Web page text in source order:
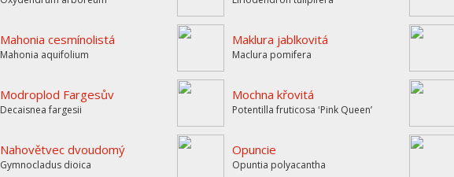
Mahonia cesmínolistá
Mahonia aquifolium
Maklura jablkovitá
Maclura pomifera
Modroplod Fargesův
Decaisnea fargesii
Mochna křovitá
Potentilla fruticosa ʻPink Queenʼ
Nahovětvec dvoudomý
Gymnocladus dioica
Opuncie
Opuntia polyacantha